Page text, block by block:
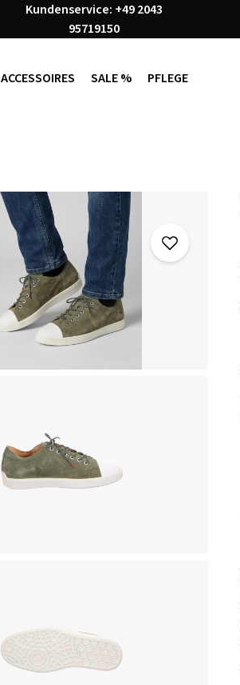
Kundenservice: +49 2043
95719150
ACCESSOIRES SALE % PFLEGE